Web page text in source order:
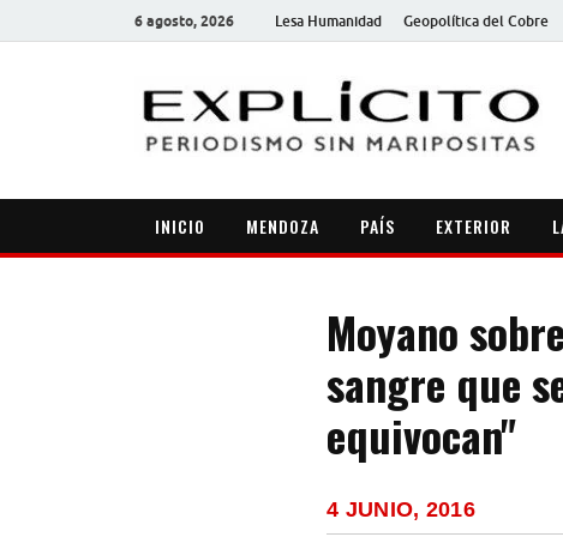
6 agosto, 2026 Lesa Humanidad Geopolítica del Cobre
INICIO MENDOZA PAÍS EXTERIOR
Moyano
sangre que
equivocan"
4 JUNIO, 2016